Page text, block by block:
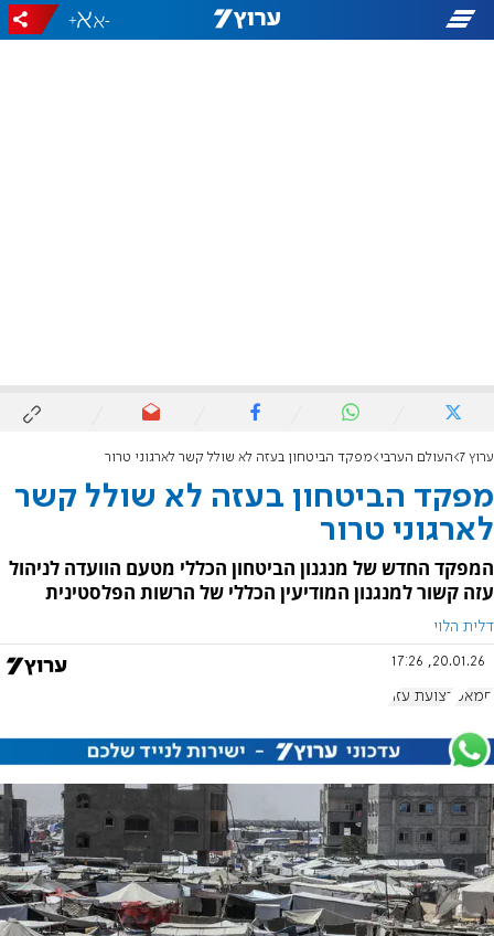
-
+
ערוץ 7 העולם הערבי מפקד הביטחון בעזה לא שולל קשר לארגוני טרור
מפקד הביטחון בעזה לא שולל קשר
לארגוני טרור
המפקד החדש של מנגנון הביטחון הכללי מטעם הוועדה לניהול
עזה קשור למנגנון המודיעין הכללי של הרשות הפלסטינית
דלית הלוי
20.01.26, 17:26
חמאס רצועת עזה